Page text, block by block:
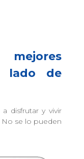
lado de
disfrutar y vivir
se lo pueden